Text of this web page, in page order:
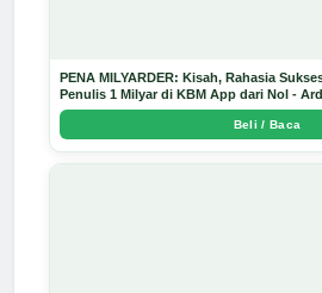
PENA MILYARDER: Kisah, Rahasia
Penulis 1 Milyar di KBM App dari Nol -
Beli / Baca